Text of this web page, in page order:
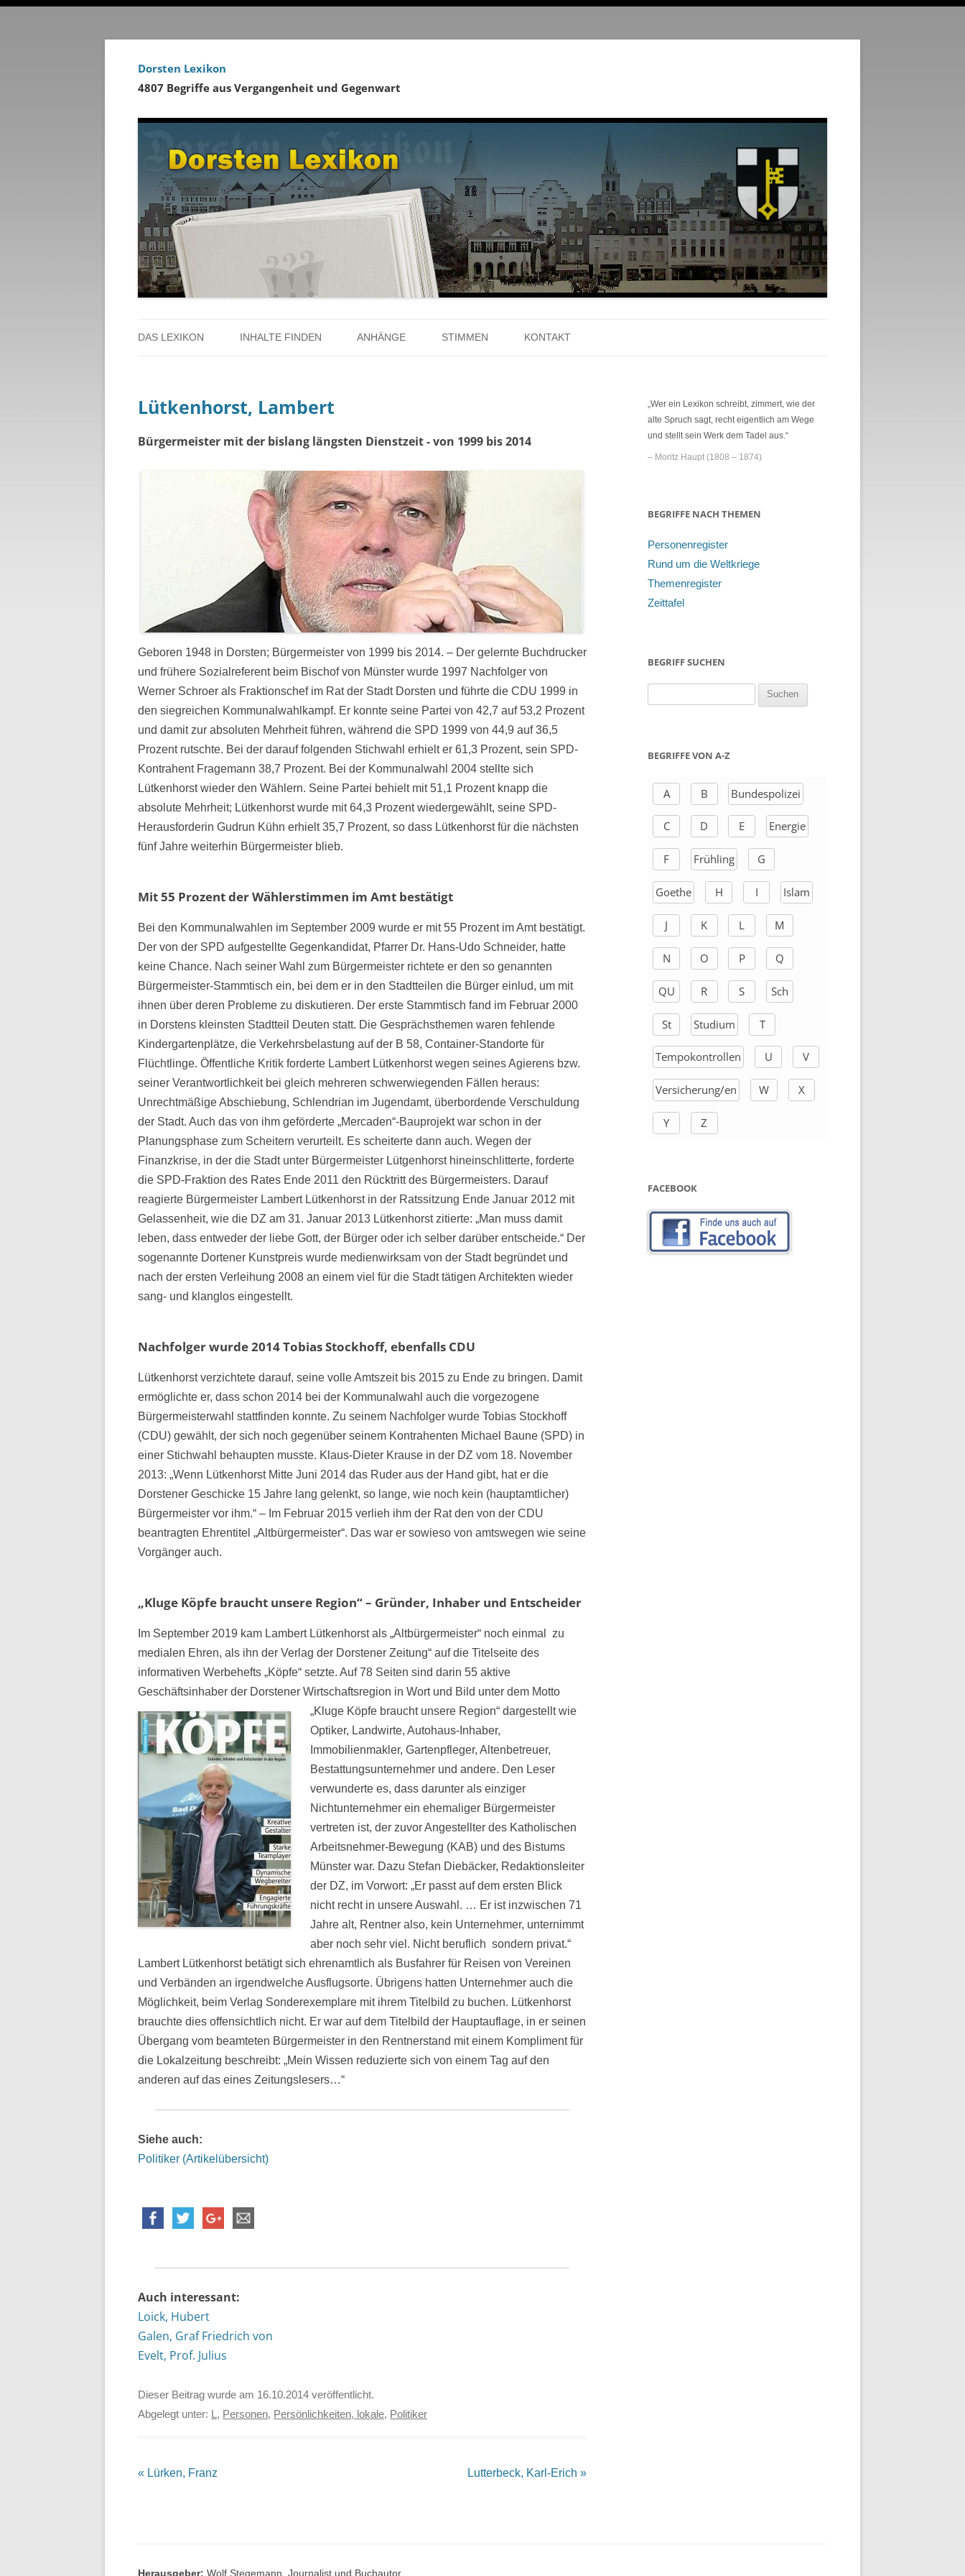
Dorsten Lexikon
4807 Begriffe aus Vergangenheit und Gegenwart
zum
DAS LEXIKON
ÜBER DAS PROJEKT
INHALTE FINDEN
PERSONENREGISTER
RUND UM DIE WELTKRIEGE
THEMENREGISTER
ZEITTAFEL
ANHÄNGE
LINKS
STIMMEN KONTAKT
Lütkenhorst, Lambert
Bürgermeister mit der bislang längsten Dienstzeit - von 1999 bis 2014
Geboren 1948 in Dorsten; Bürgermeister von 1999 bis 2014. – Der gelernte Buchdrucker
und frühere Sozialreferent beim Bischof von Münster wurde 1997 Nachfolger von
Werner Schroer als Fraktionschef im Rat der Stadt Dorsten und führte die CDU 1999 in
den siegreichen Kommunalwahlkampf. Er konnte seine Partei von 42,7 auf 53,2 Prozent
und damit zur absoluten Mehrheit führen, während die SPD 1999 von 44,9 auf 36,5
Prozent rutschte. Bei der darauf folgenden Stichwahl erhielt er 61,3 Prozent, sein SPD-
Kontrahent Fragemann 38,7 Prozent. Bei der Kommunalwahl 2004 stellte sich
Lütkenhorst wieder den Wählern. Seine Partei behielt mit 51,1 Prozent knapp die
absolute Mehrheit; Lütkenhorst wurde mit 64,3 Prozent wiedergewählt, seine SPD-
Herausforderin Gudrun Kühn erhielt 35,7 Prozent, so dass Lütkenhorst für die nächsten
fünf Jahre weiterhin Bürgermeister blieb.
Mit 55 Prozent der Wählerstimmen im Amt bestätigt
Bei den Kommunalwahlen im September 2009 wurde er mit 55 Prozent im Amt bestätigt.
Der von der SPD aufgestellte Gegenkandidat, Pfarrer Dr. Hans-Udo Schneider, hatte
keine Chance. Nach seiner Wahl zum Bürgermeister richtete er den so genannten
Bürgermeister-Stammtisch ein, bei dem er in den Stadtteilen die Bürger einlud, um mit
ihnen über deren Probleme zu diskutieren. Der erste Stammtisch fand im Februar 2000
in Dorstens kleinsten Stadtteil Deuten statt. Die Gesprächsthemen waren fehlende
Kindergartenplätze, die Verkehrsbelastung auf der B 58, Container-Standorte für
Flüchtlinge. Öffentliche Kritik forderte Lambert Lütkenhorst wegen seines Agierens bzw.
seiner Verantwortlichkeit bei gleich mehreren schwerwiegenden Fällen heraus:
Unrechtmäßige Abschiebung, Schlendrian im Jugendamt, überbordende Verschuldung
der Stadt. Auch das von ihm geförderte „Mercaden“-Bauprojekt war schon in der
Planungsphase zum Scheitern verurteilt. Es scheiterte dann auch. Wegen der
Finanzkrise, in der die Stadt unter Bürgermeister Lütgenhorst hineinschlitterte, forderte
die SPD-Fraktion des Rates Ende 2011 den Rücktritt des Bürgermeisters. Darauf
reagierte Bürgermeister Lambert Lütkenhorst in der Ratssitzung Ende Januar 2012 mit
Gelassenheit, wie die DZ am 31. Januar 2013 Lütkenhorst zitierte: „Man muss damit
leben, dass entweder der liebe Gott, der Bürger oder ich selber darüber entscheide.“ Der
sogenannte Dortener Kunstpreis wurde medienwirksam von der Stadt begründet und
nach der ersten Verleihung 2008 an einem viel für die Stadt tätigen Architekten wieder
sang- und klanglos eingestellt.
Nachfolger wurde 2014 Tobias Stockhoff, ebenfalls CDU
Lütkenhorst verzichtete darauf, seine volle Amtszeit bis 2015 zu Ende zu bringen. Damit
ermöglichte er, dass schon 2014 bei der Kommunalwahl auch die vorgezogene
Bürgermeisterwahl stattfinden konnte. Zu seinem Nachfolger wurde Tobias Stockhoff
(CDU) gewählt, der sich noch gegenüber seinem Kontrahenten Michael Baune (SPD) in
einer Stichwahl behaupten musste. Klaus-Dieter Krause in der DZ vom 18. November
2013: „Wenn Lütkenhorst Mitte Juni 2014 das Ruder aus der Hand gibt, hat er die
Dorstener Geschicke 15 Jahre lang gelenkt, so lange, wie noch kein (hauptamtlicher)
Bürgermeister vor ihm.“ – Im Februar 2015 verlieh ihm der Rat den von der CDU
beantragten Ehrentitel „Altbürgermeister“. Das war er sowieso von amtswegen wie seine
Vorgänger auch.
„Kluge Köpfe braucht unsere Region“ – Gründer, Inhaber und Entscheider
Im September 2019 kam Lambert Lütkenhorst als „Altbürgermeister“ noch einmal zu
medialen Ehren, als ihn der Verlag der Dorstener Zeitung“ auf die Titelseite des
informativen Werbehefts „Köpfe“ setzte. Auf 78 Seiten sind darin 55 aktive
Geschäftsinhaber der Dorstener Wirtschaftsregion in Wort und Bild unter dem Motto
„Kluge Köpfe braucht unsere Region“ dargestellt wie
Optiker, Landwirte, Autohaus-Inhaber,
Immobilienmakler, Gartenpfleger, Altenbetreuer,
Bestattungsunternehmer und andere. Den Leser
verwunderte es, dass darunter als einziger
Nichtunternehmer ein ehemaliger Bürgermeister
vertreten ist, der zuvor Angestellter des Katholischen
Arbeitsnehmer-Bewegung (KAB) und des Bistums
Münster war. Dazu Stefan Diebäcker, Redaktionsleiter
der DZ, im Vorwort: „Er passt auf dem ersten Blick
nicht recht in unsere Auswahl. … Er ist inzwischen 71
Jahre alt, Rentner also, kein Unternehmer, unternimmt
aber noch sehr viel. Nicht beruflich sondern privat.“
Lambert Lütkenhorst betätigt sich ehrenamtlich als Busfahrer für Reisen von Vereinen
und Verbänden an irgendwelche Ausflugsorte. Übrigens hatten Unternehmer auch die
Möglichkeit, beim Verlag Sonderexemplare mit ihrem Titelbild zu buchen. Lütkenhorst
brauchte dies offensichtlich nicht. Er war auf dem Titelbild der Hauptauflage, in er seinen
Übergang vom beamteten Bürgermeister in den Rentnerstand mit einem Kompliment für
die Lokalzeitung beschreibt: „Mein Wissen reduzierte sich von einem Tag auf den
anderen auf das eines Zeitungslesers…“
Siehe auch:
Politiker (Artikelübersicht)
Auch interessant:
Loick, Hubert
Galen, Graf Friedrich von
Evelt, Prof. Julius
Dieser Beitrag wurde am 16.10.2014 veröffentlicht.
Abgelegt unter:
, Personen, Persönlichkeiten, lokale, Politiker
Beitrags-
« Lürken, Franz Lutterbeck, Karl-Erich »
„Wer ein Lexikon schreibt, zimmert, wie der
alte Spruch sagt, recht eigentlich am Wege
und stellt sein Werk dem Tadel aus.“
– Moritz Haupt (1808 – 1874)
BEGRIFFE NACH THEMEN
Personenregister
Rund um die Weltkriege
Themenregister
Zeittafel
BEGRIFF SUCHEN
h
h
BEGRIFFE VON A-Z
A B Bundespolizei
C D E Energie
F Frühling G
Goethe H I Islam
J K L M
N O P Q
QU R S Sch
St Studium T
Tempokontrollen U V
Versicherung/en W X
Y Z
FACEBOOK
Herausgeber: Wolf Stegemann, Journalist und Buchautor.